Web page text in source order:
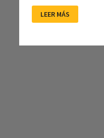
CÓNCLAVE
CON
CLAVES
LEER MÁS